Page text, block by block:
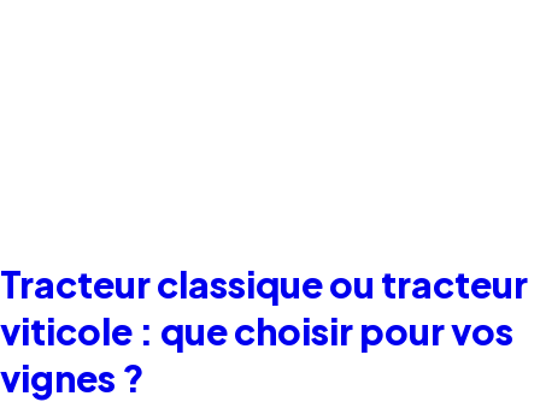
Tracteur classique ou tracteur
viticole : que choisir pour vos
vignes ?